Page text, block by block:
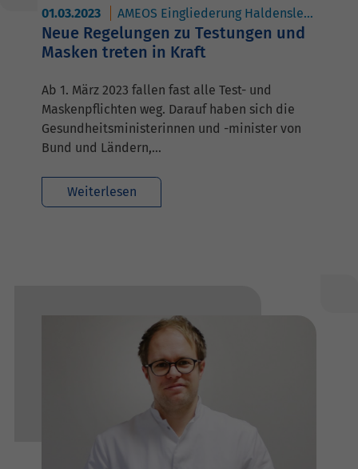
01.03.2023 AMEOS Eingliederung Haldensleben
Neue Regelungen zu Testungen und
Masken treten in Kraft
Ab 1. März 2023 fallen fast alle Test- und
Maskenpflichten weg. Darauf haben sich die
Gesundheitsministerinnen und -minister von
Bund und Ländern,…
Weiterlesen